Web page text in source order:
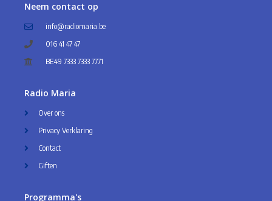
Neem contact op
info@radiomaria.be
016 41 47 47
BE49 7333 7333 7771
Radio Maria
Over ons
Privacy Verklaring
Contact
Giften
Programma's